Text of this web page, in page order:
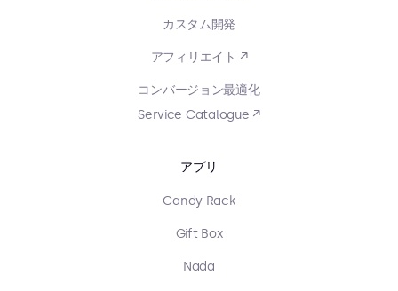
カスタム開発
アフィリエイト ↗
コンバージョン最適化
Service Catalogue ↗
アプリ
Candy Rack
Gift Box
Nada